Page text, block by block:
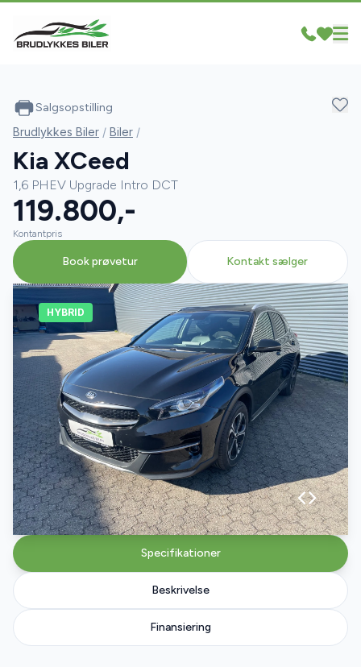
HYBRID
Specifikationer
Beskrivelse
Finansiering
Salgsopstilling
Brudlykkes Biler / Biler /
Kia XCeed
1,6 PHEV Upgrade Intro DCT
119.800,-
Kontantpris
Book prøvetur Kontakt sælger